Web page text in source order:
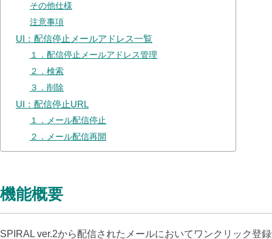
その他仕様
注意事項
UI：配信停止メールアドレス一覧
１．配信停止メールアドレス管理
２．検索
３．削除
UI：配信停止URL
１．メール配信停止
２．メール配信再開
機能概要
SPIRAL ver.2から配信されたメールにおいてワンクリック